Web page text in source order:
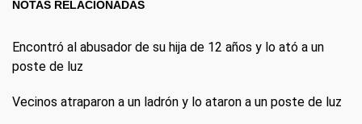
NOTAS RELACIONADAS
Encontró al abusador de su hija de 12 años y lo ató a un
poste de luz
Vecinos atraparon a un ladrón y lo ataron a un poste de luz